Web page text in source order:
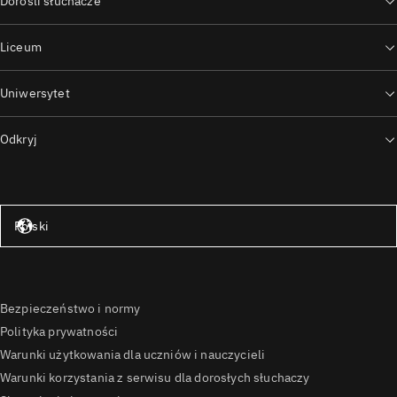
Liceum
Uniwersytet
Odkryj
Polski
Bezpieczeństwo i normy
Polityka prywatności
Warunki użytkowania dla uczniów i nauczycieli
Warunki korzystania z serwisu dla dorosłych słuchaczy